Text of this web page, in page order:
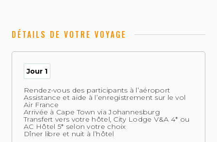
DÉTAILS DE VOTRE VOYAGE
Jour 1
Rendez-vous des participants à l’aéroport
Assistance et aide à l’enregistrement sur le vol
Air France
Arrivée à Cape Town via Johannesburg
Transfert vers votre hôtel, City Lodge V&A 4* ou
AC Hôtel 5* selon votre choix
Dîner libre et nuit à l’hôtel